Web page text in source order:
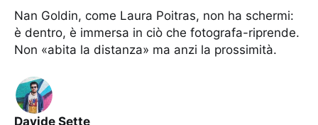
Nan Goldin, come Laura Poitras, non ha schermi:
è dentro, è immersa in ciò che fotografa-riprende.
Non «abita la distanza» ma anzi la prossimità.
Davide Sette